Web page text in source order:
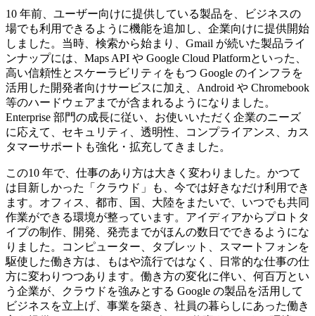
10 年前、ユーザー向けに提供している製品を、ビジネスの
場でも利用できるように機能を追加し、企業向けに提供開始
しました。当時、検索から始まり、Gmail が続いた製品ライ
ンナップには、Maps API や Google Cloud Platformといった、
高い信頼性とスケーラビリティをもつ Google のインフラを
活用した開発者向けサービスに加え、Android や Chromebook
等のハードウェアまでが含まれるようになりました。
Enterprise 部門の成長に従い、お使いいただく企業のニーズ
に応えて、セキュリティ、透明性、コンプライアンス、カス
タマーサポートも強化・拡充してきました。
この10 年で、仕事のあり方は大きく変わりました。かつて
は目新しかった「クラウド」も、今では好きなだけ利用でき
ます。オフィス、都市、国、大陸をまたいで、いつでも共同
作業ができる環境が整っています。アイディアからプロトタ
イプの制作、開発、発売までがほんの数日でできるようにな
りました。コンピューター、タブレット、スマートフォンを
駆使した働き方は、もはや流行ではなく、日常的な仕事の仕
方に変わりつつあります。働き方の変化に伴い、何百万とい
う企業が、クラウドを強みとする Google の製品を活用して
ビジネスを立上げ、事業を築き、社員の暮らしにあった働き